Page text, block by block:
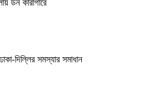
ডন কারাগারে
দিল্লির সমস্যার সমাধান